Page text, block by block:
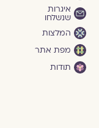
איגרות
שנשלחו
המלצות
מפת אתר
תודות